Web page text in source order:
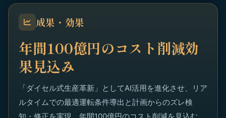
成果・効果
年間100億円のコスト削減効
果見込み
「ダイセル式生産革新」としてAI活用を進化させ、リア
ルタイムでの最適運転条件導出と計画からのズレ検